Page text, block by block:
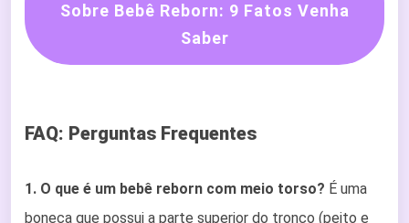
Sobre Bebê Reborn: 9 Fatos Venha
Saber
FAQ: Perguntas Frequentes
1. O que é um bebê reborn com meio torso? É uma
boneca que possui a parte superior do tronco (peito e